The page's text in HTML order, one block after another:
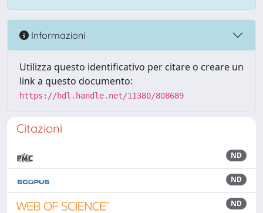
Informazioni
Utilizza questo identificativo per citare o creare un
link a questo documento:
https://hdl.handle.net/11380/808689
Citazioni
ND
ND
ND